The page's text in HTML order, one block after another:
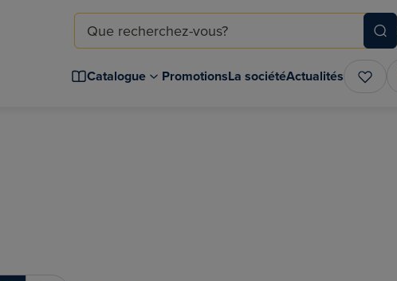
Catalogue PromotionsLa sociétéActualités